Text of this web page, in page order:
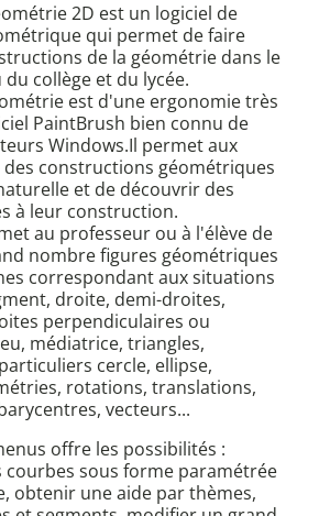
2D est un logiciel de
qui permet de faire
de la géométrie dans le
collège et du lycée.
est d'une ergonomie très
PaintBrush bien connu de
Windows.Il permet aux
des constructions géométriques
et de découvrir des
à leur construction.
au professeur ou à l'élève de
nombre figures géométriques
correspondant aux situations
droite, demi-droites,
perpendiculaires ou
médiatrice, triangles,
cercle, ellipse,
rotations, translations,
vecteurs...
offre les possibilités :
courbes sous forme paramétrée
obtenir une aide par thèmes,